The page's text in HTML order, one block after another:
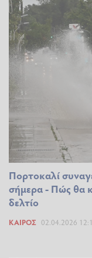
Πορτοκαλί
σήμερα - Πώς θα
δελτίο
ΚΑΙΡΌΣ 02.04.2026